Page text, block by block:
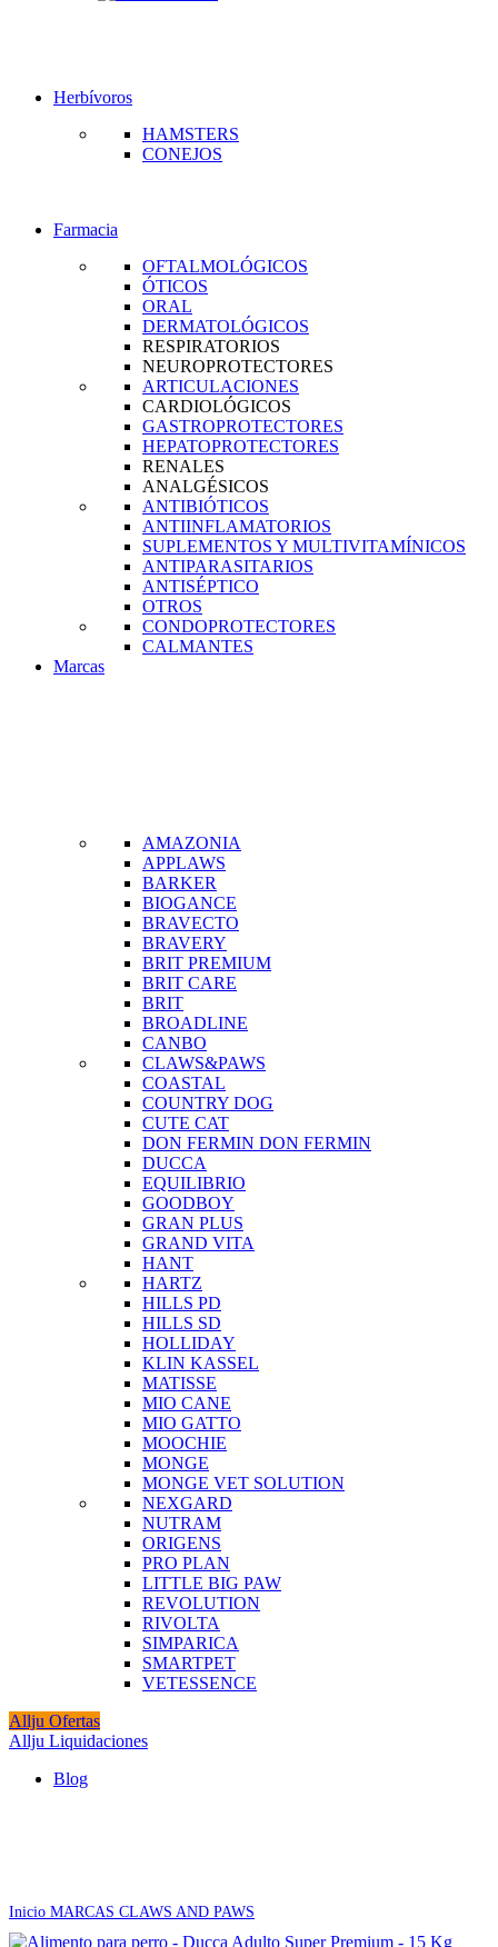
Herbívoros
HAMSTERS
CONEJOS
Farmacia
OFTALMOLÓGICOS
ÓTICOS
ORAL
DERMATOLÓGICOS
RESPIRATORIOS
NEUROPROTECTORES
ARTICULACIONES
CARDIOLÓGICOS
GASTROPROTECTORES
HEPATOPROTECTORES
RENALES
ANALGÉSICOS
ANTIBIÓTICOS
ANTIINFLAMATORIOS
SUPLEMENTOS Y MULTIVITAMÍNICOS
ANTIPARASITARIOS
ANTISÉPTICO
OTROS
CONDOPROTECTORES
CALMANTES
Marcas
AMAZONIA
APPLAWS
BARKER
BIOGANCE
BRAVECTO
BRAVERY
BRIT PREMIUM
BRIT CARE
BRIT
BROADLINE
CANBO
CLAWS&PAWS
COASTAL
COUNTRY DOG
CUTE CAT
DON FERMIN DON FERMIN
DUCCA
EQUILIBRIO
GOODBOY
GRAN PLUS
GRAND VITA
HANT
HARTZ
HILLS PD
HILLS SD
HOLLIDAY
KLIN KASSEL
MATISSE
MIO CANE
MIO GATTO
MOOCHIE
MONGE
MONGE VET SOLUTION
NEXGARD
NUTRAM
ORIGENS
PRO PLAN
LITTLE BIG PAW
REVOLUTION
RIVOLTA
SIMPARICA
SMARTPET
VETESSENCE
Allju Ofertas
Allju Liquidaciones
Blog
Inicio MARCAS CLAWS AND PAWS